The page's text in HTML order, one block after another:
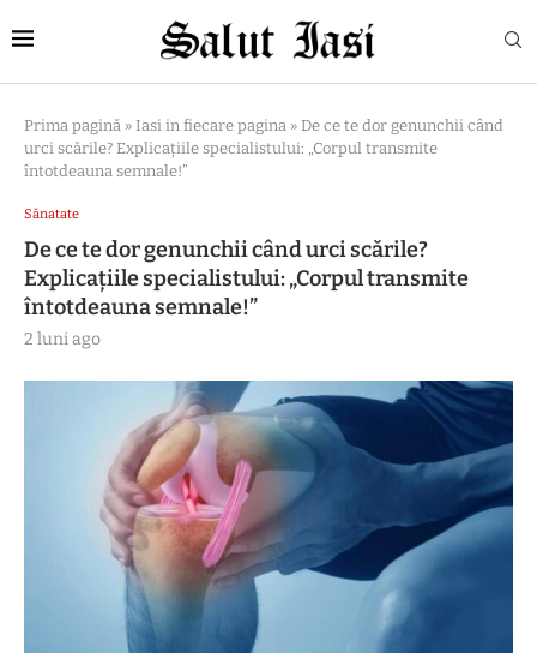
Prima pagină » Iasi in fiecare pagina » De ce te dor genunchii când
urci scările? Explicațiile specialistului: „Corpul transmite
întotdeauna semnale!”
Sănatate
De ce te dor genunchii când urci scările?
Explicațiile specialistului: „Corpul transmite
întotdeauna semnale!”
2 luni ago